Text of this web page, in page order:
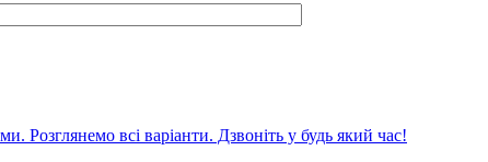
Розглянемо всі варіанти. Дзвоніть у будь який час!